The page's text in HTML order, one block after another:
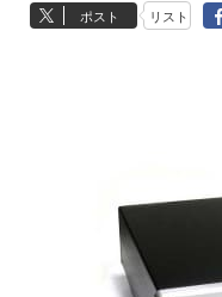
ポスト リスト